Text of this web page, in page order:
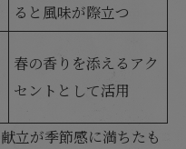
ると風味が際立つ
春の香りを添えるアク
セントとして活用
立が季節感に満ちたも